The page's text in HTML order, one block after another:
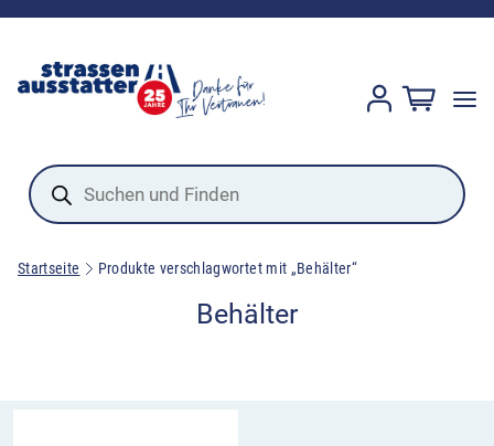
Products
search
Startseite Produkte verschlagwortet mit „Behälter“
Behälter